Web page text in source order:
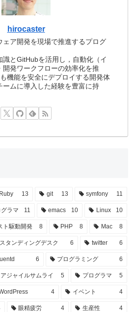
hirocaster
ェア開発を現場で推進するプログ
識とGitHubを活用し，自動化（イ
開発ワークフローの効率化を推
機能を安全にデプロイする開発体
ームに導入した経験を豊富に持
Ruby 13 git 13 symfony 11
ラマ 11 emacs 10 Linux 10
ト駆動開発 8 PHP 8 Mac 8
スタンディングデスク 6 twitter 6
6 プログラミング 6
アジャイルサムライ 5 プログラマ 5
4 イベント 4
眼精疲労 4 生産性 4